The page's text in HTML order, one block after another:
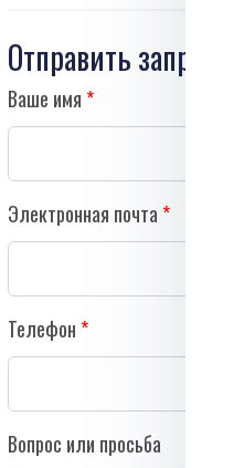
Отправить запрос
Ваше имя
Электронная почта
Телефон
Вопрос или просьба